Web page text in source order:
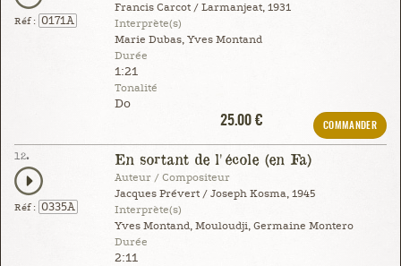
Réf : 0171A
Francis Carcot / Larmanjeat, 1931
Interprète(s)
Marie Dubas, Yves Montand
Durée
1:21
Tonalité
Do
25.00 €
COMMANDER
12.
Réf : 0335A
En sortant de l'école (en Fa)
Auteur / Compositeur
Jacques Prévert / Joseph Kosma, 1945
Interprète(s)
Yves Montand, Mouloudji, Germaine Montero
Durée
2:11